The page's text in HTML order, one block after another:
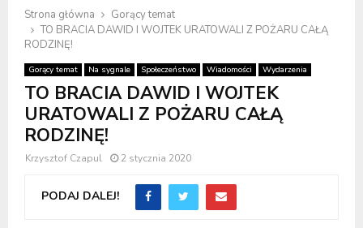
Strona główna
Gorący temat
TO BRACIA DAWID I WOJTEK URATOWALI Z POŻARU CAŁĄ
RODZINĘ!
Gorący temat Na sygnale Społeczeństwo Wiadomości Wydarzenia
TO BRACIA DAWID I WOJTEK
URATOWALI Z POŻARU CAŁĄ
RODZINĘ!
Krzysztof Czapul 2 stycznia 2020
PODAJ DALEJ!